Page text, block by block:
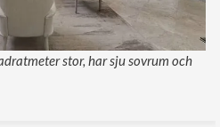
stor, har sju sovrum och